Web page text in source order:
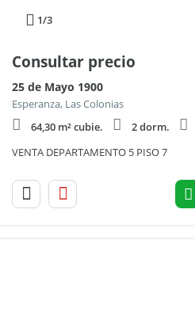
1/3
Consultar precio
25 de Mayo 1900
Esperanza, Las Colonias
64,30 m² cubie.
2 dorm.
VENTA DEPARTAMENTO 5 PISO 7